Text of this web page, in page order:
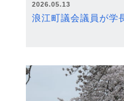
2026.05.13
浪江町議会議員が学